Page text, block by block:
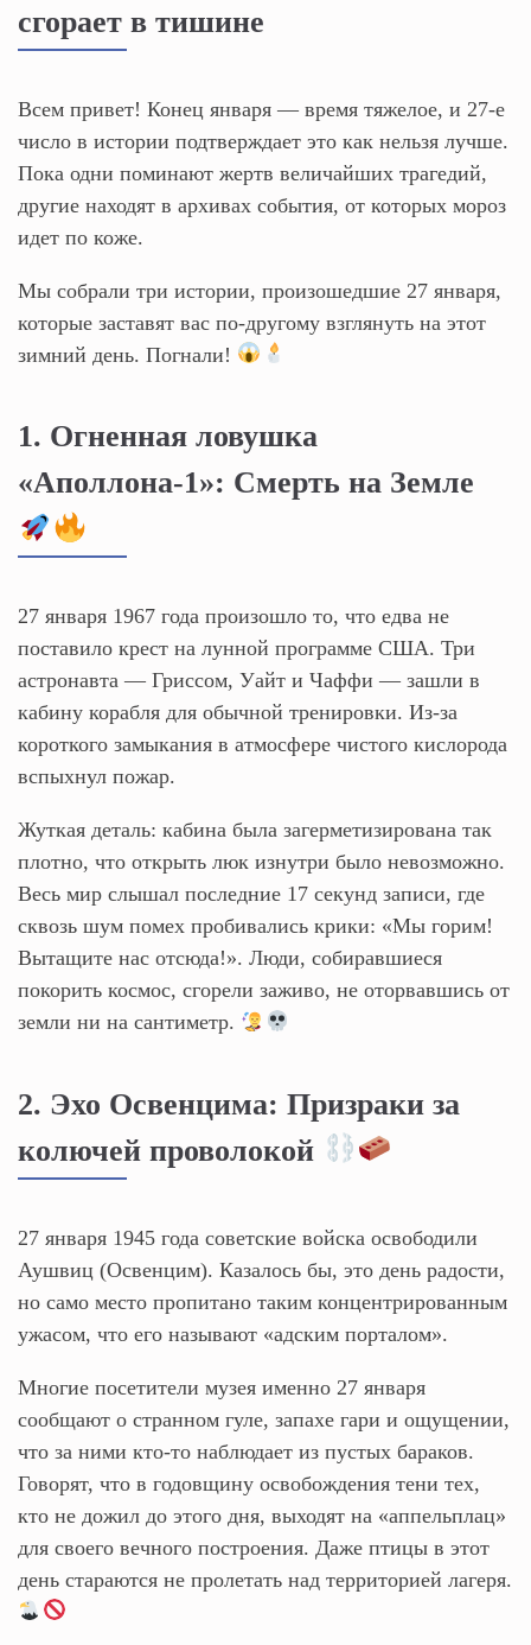
сгорает в тишине
Всем привет! Конец января — время тяжелое, и 27-е
число в истории подтверждает это как нельзя лучше.
Пока одни поминают жертв величайших трагедий,
другие находят в архивах события, от которых мороз
идет по коже.
Мы собрали три истории, произошедшие 27 января,
которые заставят вас по-другому взглянуть на этот
зимний день. Погнали!
1. Огненная ловушка
«Аполлона-1»: Смерть на Земле
27 января 1967 года произошло то, что едва не
поставило крест на лунной программе США. Три
астронавта — Гриссом, Уайт и Чаффи — зашли в
кабину корабля для обычной тренировки. Из-за
короткого замыкания в атмосфере чистого кислорода
вспыхнул пожар.
Жуткая деталь: кабина была загерметизирована так
плотно, что открыть люк изнутри было невозможно.
Весь мир слышал последние 17 секунд записи, где
сквозь шум помех пробивались крики: «Мы горим!
Вытащите нас отсюда!». Люди, собиравшиеся
покорить космос, сгорели заживо, не оторвавшись от
земли ни на сантиметр.
2. Эхо Освенцима: Призраки за
колючей проволокой
27 января 1945 года советские войска освободили
Аушвиц (Освенцим). Казалось бы, это день радости,
но само место пропитано таким концентрированным
ужасом, что его называют «адским порталом».
Многие посетители музея именно 27 января
сообщают о странном гуле, запахе гари и ощущении,
что за ними кто-то наблюдает из пустых бараков.
Говорят, что в годовщину освобождения тени тех,
кто не дожил до этого дня, выходят на «аппельплац»
для своего вечного построения. Даже птицы в этот
день стараются не пролетать над территорией лагеря.